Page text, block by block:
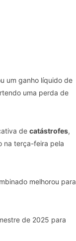
um ganho líquido de
uma perda de
de catástrofes,
na terça-feira pela
melhorou para
de 2025 para